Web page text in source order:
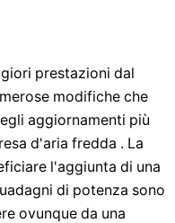
prestazioni dal
modifiche che
aggiornamenti più
d'aria fredda . La
l'aggiunta di una
di potenza sono
ovunque da una